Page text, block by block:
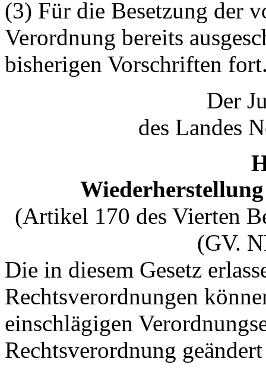
(3) Für die Besetzung der
Verordnung bereits
bisherigen Vorschriften
Der
des Landes
(Artikel 170 des Vierten
(GV.
Die in diesem Gesetz
Rechtsverordnungen
einschlägigen
Rechtsverordnung